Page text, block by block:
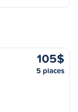
105$
5 places